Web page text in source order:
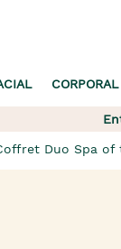
CORPORAL
Duo Spa of